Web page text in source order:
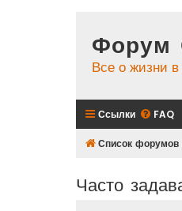
Форум
Все о жизни
Ссылки FAQ
Список форумов
Часто